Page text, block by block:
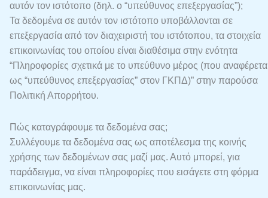
αυτόν τον ιστότοπο (δηλ. ο “υπεύθυνος επεξεργασίας”);
Τα δεδομένα σε αυτόν τον ιστότοπο υποβάλλονται σε
επεξεργασία από τον διαχειριστή του ιστότοπου, τα στοιχεία
επικοινωνίας του οποίου είναι διαθέσιμα στην ενότητα
“Πληροφορίες σχετικά με το υπεύθυνο μέρος (που
ως “υπεύθυνος επεξεργασίας” στον ΓΚΠΔ)” στην παρούσα
Πολιτική Απορρήτου.
Πώς καταγράφουμε τα δεδομένα σας;
Συλλέγουμε τα δεδομένα σας ως αποτέλεσμα της κοινής
χρήσης των δεδομένων σας μαζί μας. Αυτό μπορεί, για
παράδειγμα, να είναι πληροφορίες που εισάγετε στη φόρμα
επικοινωνίας μας.